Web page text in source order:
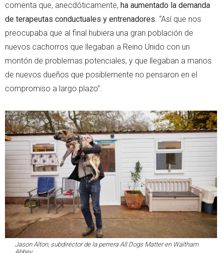
comenta que, anecdóticamente, ha aumentado la demanda
de terapeutas conductuales y entrenadores. “Así que nos
preocupaba que al final hubiera una gran población de
nuevos cachorros que llegaban a Reino Unido con un
montón de problemas potenciales, y que llegaban a manos
de nuevos dueños que posiblemente no pensaron en el
compromiso a largo plazo”.
Jason Alton, subdirector de la perrera All Dogs Matter en Waltham